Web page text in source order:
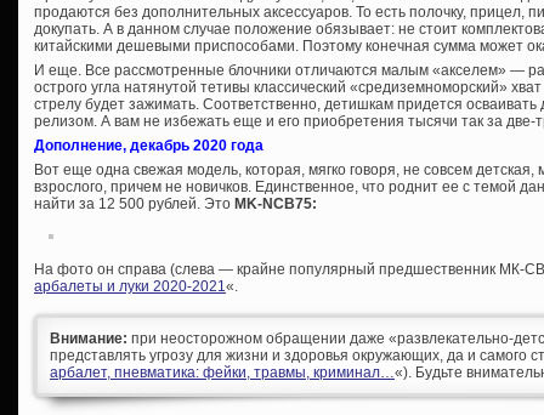
продаются без дополнительных аксессуаров. То есть полочку, прицел,
докупать. А в данном случае положение обязывает: не стоит
китайскими дешевыми приспособами. Поэтому конечная сумма может
И еще. Все рассмотренные блочники отличаются малым «акселем» —
острого угла натянутой тетивы классический «средиземноморский»
стрелу будет зажимать. Соответственно, детишкам придется
релизом. А вам не избежать еще и его приобретения тысячи так за две-
Дополнение, декабрь 2020 года
Вот еще одна свежая модель, которая, мягко говоря, не совсем
взрослого, причем не новичков. Единственное, что роднит ее с темой
найти за 12 500 рублей. Это MK-NCB75:
На фото он справа (слева — крайне популярный предшественник МК-
арбалеты и луки 2020-2021«.
Внимание: при неосторожном обращении даже «развлекательно-
представлять угрозу для жизни и здоровья окружающих, да и самого
арбалет, пневматика: фейки, травмы, криминал…«). Будьте